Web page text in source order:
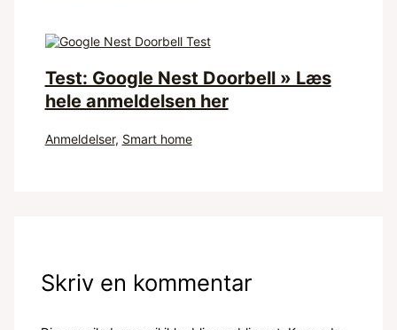
Test: Google Nest Doorbell » Læs
hele anmeldelsen her
Anmeldelser, Smart home
Skriv en kommentar